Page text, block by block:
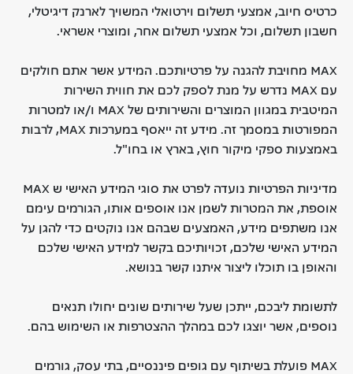
כרטיס חיוב, אמצעי תשלום וירטואלי המשויך לארנק דיגיטלי,
חשבון תשלום, וכל אמצעי תשלום אחר, ומוצרי אשראי.
MAX מחויבת להגנה על פרטיותכם. המידע אשר אתם חולקים
עם MAX נדרש על מנת לספק לכם את חווית השירות
המיטבית במגוון המוצרים והשירותים של MAX ו/או למטרות
המפורטות במסמך זה. מידע זה ייאסף במערכות MAX, לרבות
באמצעות ספקי מיקור חוץ, בארץ או בחו"ל.
מדיניות הפרטיות נועדה לפרט את סוגי המידע האישי ש MAX
אוספת, את המטרות לשמן אנו אוספים אותו, הגורמים עימם
אנו משתפים מידע, האמצעים שבהם אנו נוקטים כדי להגן על
המידע האישי שלכם, זכויותיכם בקשר למידע האישי שלכם
והאופן בו תוכלו ליצור איתנו קשר בנושא.
לתשומת ליבכם, ייתכן שעל שירותים שונים יחולו תנאים
נוספים, אשר יוצגו לכם במהלך ההצטרפות או השימוש בהם.
MAX פועלת בשיתוף עם גופים פיננסיים, בתי עסק, גורמים